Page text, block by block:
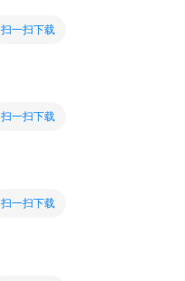
扫一扫下载
扫一扫下载
扫一扫下载